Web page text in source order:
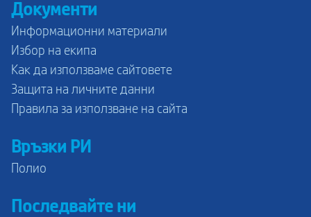
Документи
Информационни материали
Избор на екипа
Как да използваме сайтовете
Защита на личните данни
Правила за използване на сайта
Връзки РИ
Полио
Последвайте ни